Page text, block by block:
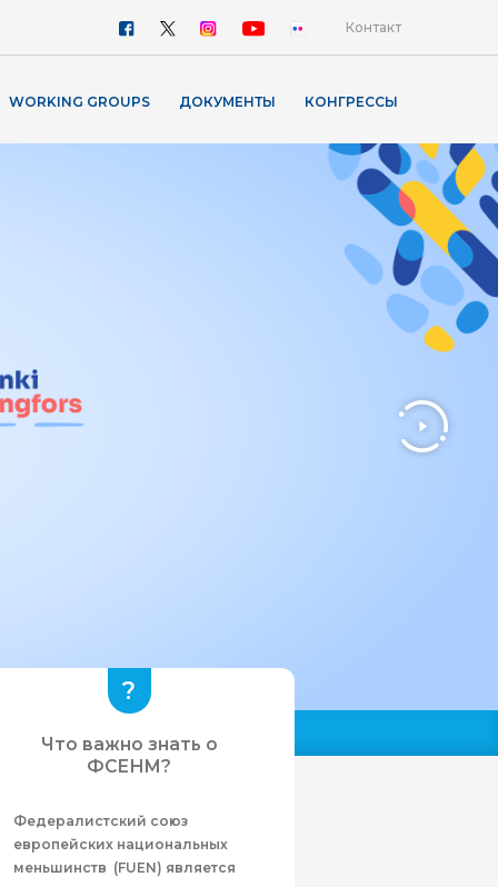
Контакт
WORKING GROUPS ДОКУМЕНТЫ КОНГРЕССЫ
Что важно знать о
ФСЕНМ?
Федералистcкий союз
европейских национальных
меньшинств (FUEN) является